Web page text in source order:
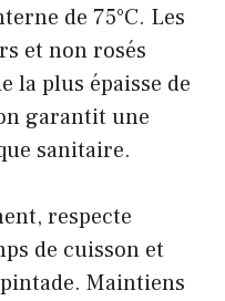
de 75°C. Les
et non rosés
la plus épaisse de
garantit une
sanitaire.
respecte
de cuisson et
Maintiens